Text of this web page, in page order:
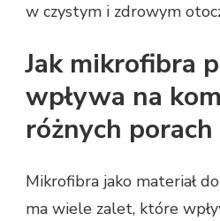
w czystym i zdrowym
Jak mikrofibra
wpływa na
różnych
Mikrofibra jako materiał
ma wiele zalet, które